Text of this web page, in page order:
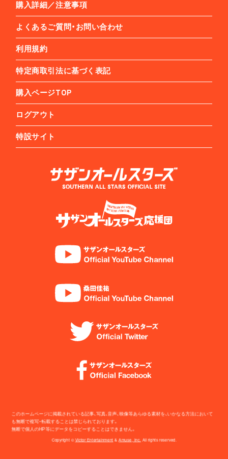
購入詳細／注意事項
よくあるご質問・お問い合わせ
利用規約
特定商取引法に基づく表記
購入ページTOP
ログアウト
特設サイト
このホームページに掲載されている記事、写真、音声、映像等あらゆる素材を、いかなる方法において
も無断で複写・転載することは禁じられております。
無断で個人のHP等にデータをコピーすることはできません。
Copyright ©Victor Entertainment &Amuse, Inc. All rights reserved.